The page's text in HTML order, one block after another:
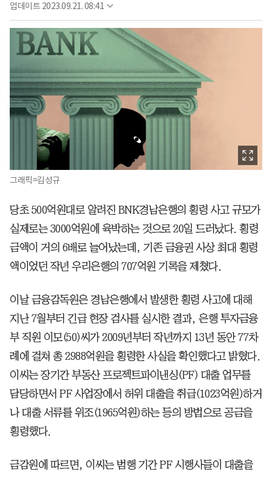
업데이트 2023.09.21. 08:41
그래픽=김성규
당초 500억원대로 알려진 BNK경남은행의 횡령 사고 규모가
실제로는 3000억원에 육박하는 것으로 20일 드러났다. 횡령
금액이 거의 6배로 늘어났는데, 기존 금융권 사상 최대 횡령
액이었던 작년 우리은행의 707억원 기록을 제쳤다.
이날 금융감독원은 경남은행에서 발생한 횡령 사고에 대해
지난 7월부터 긴급 현장 검사를 실시한 결과, 은행 투자금융
부 직원 이모(50)씨가 2009년부터 작년까지 13년 동안 77차
례에 걸쳐 총 2988억원을 횡령한 사실을 확인했다고 밝혔다.
이씨는 장기간 부동산 프로젝트파이낸싱(PF) 대출 업무를
담당하면서 PF 사업장에서 허위 대출을 취급(1023억원)하거
나 대출 서류를 위조(1965억원)하는 등의 방법으로 공금을
횡령했다.
금감원에 따르면, 이씨는 범행 기간 PF 시행사들이 대출을